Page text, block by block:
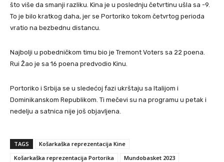
što više da smanji razliku. Kina je u poslednju četvrtinu ušla sa -9.
To je bilo kratkog daha, jer se Portoriko tokom četvrtog perioda
vratio na bezbednu distancu.
Najbolji u pobedničkom timu bio je Tremont Voters sa 22 poena.
Rui Žao je sa 16 poena predvodio Kinu.
Portoriko i Srbija se u sledećoj fazi ukrštaju sa Italijom i
Dominikanskom Republikom. Ti mečevi su na programu u petak i
nedelju a satnica nije još objavljena.
TAGS
Košarkaška reprezentacija Kine
Košarkaška reprezentacija Portorika
Mundobasket 2023